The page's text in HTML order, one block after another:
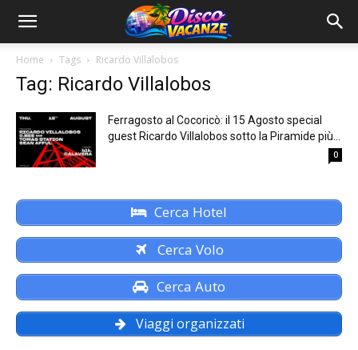
Home Tags Ricardo Villalobos
Tag: Ricardo Villalobos
Ferragosto al Cocoricò: il 15 Agosto special
guest Ricardo Villalobos sotto la Piramide più...
0
Cerca Hotel
Cerca Volo
Cerca Auto
Viaggi organizzati